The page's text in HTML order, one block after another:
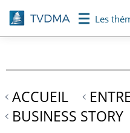
Aller
au
contenu
Les
ACCUEIL
BUSINESS STORY